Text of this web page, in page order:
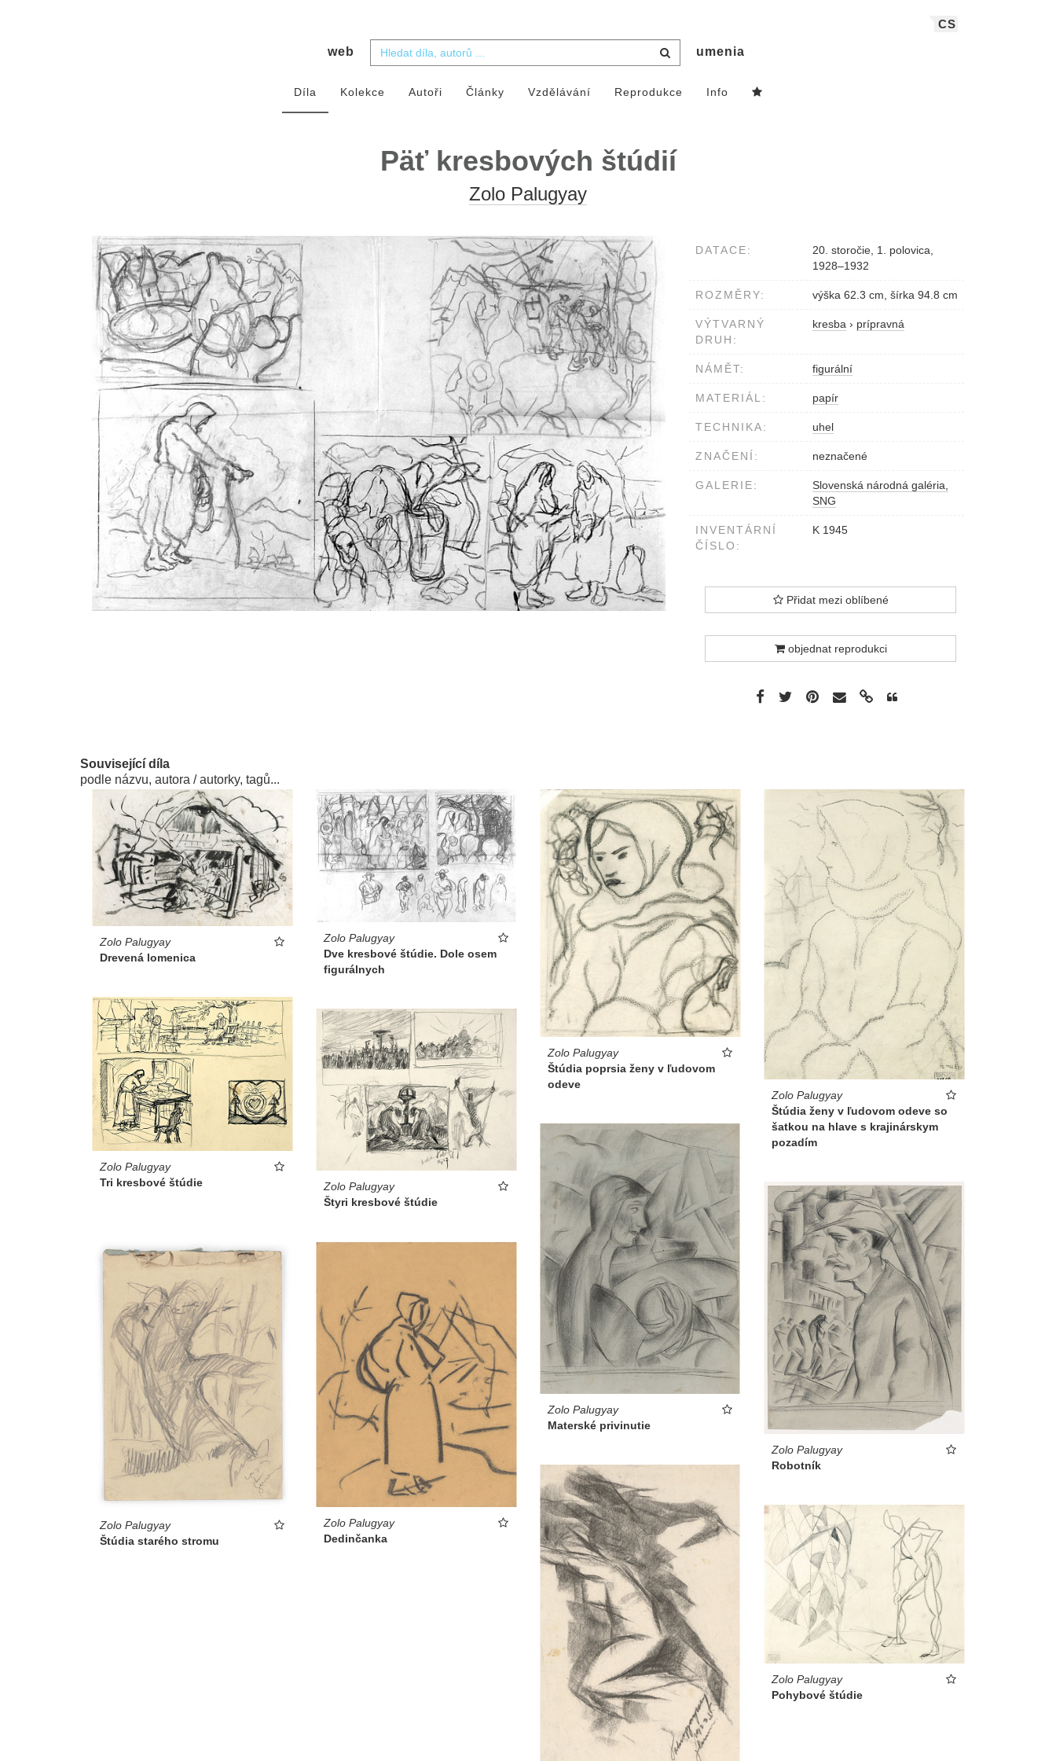
CS
web umenia
Díla Kolekce Autoři Články Vzdělávání Reprodukce Info
Päť kresbových štúdií
Zolo Palugyay
DATACE:
20. storočie, 1. polovica,
1928–1932
ROZMĚRY: výška 62.3 cm, šírka 94.8 cm
VÝTVARNÝ
DRUH:
kresba › prípravná
NÁMĚT: figurální
MATERIÁL: papír
TECHNIKA: uhel
ZNAČENÍ: neznačené
GALERIE:
Slovenská národná galéria,
SNG
INVENTÁRNÍ
ČÍSLO:
K 1945
Přidat mezi oblíbené
objednat reprodukci
Související díla
podle názvu, autora / autorky, tagů...
Zolo Palugyay
Drevená lomenica
Zolo Palugyay
Dve kresbové štúdie. Dole osem
figurálnych
Zolo Palugyay
Štúdia poprsia ženy v ľudovom
odeve
Zolo Palugyay
Štúdia ženy v ľudovom odeve so
šatkou na hlave s krajinárskym
pozadím
Zolo Palugyay
Tri kresbové štúdie
Zolo Palugyay
Štyri kresbové štúdie
Zolo Palugyay
Materské privinutie
Zolo Palugyay
Robotník
Zolo Palugyay
Štúdia starého stromu
Zolo Palugyay
Dedinčanka
Zolo Palugyay
Pohybové štúdie